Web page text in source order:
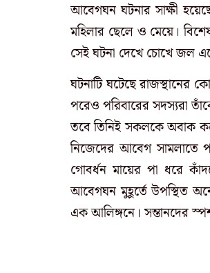
আবেগঘন ঘটনার সাক্ষী
মহিলার ছেলে ও মেয়ে।
সেই ঘটনা দেখে চোখে জল
ঘটনাটি ঘটেছে
পরেও পরিবারের সদস্যরা
তবে তিনিই সকলকে অবাক
নিজেদের আবেগ সামলাতে
গোবর্ধন মায়ের পা ধরে
আবেগঘন মুহূর্তে উপস্থিত
এক আলিঙ্গনে। সন্তানদের